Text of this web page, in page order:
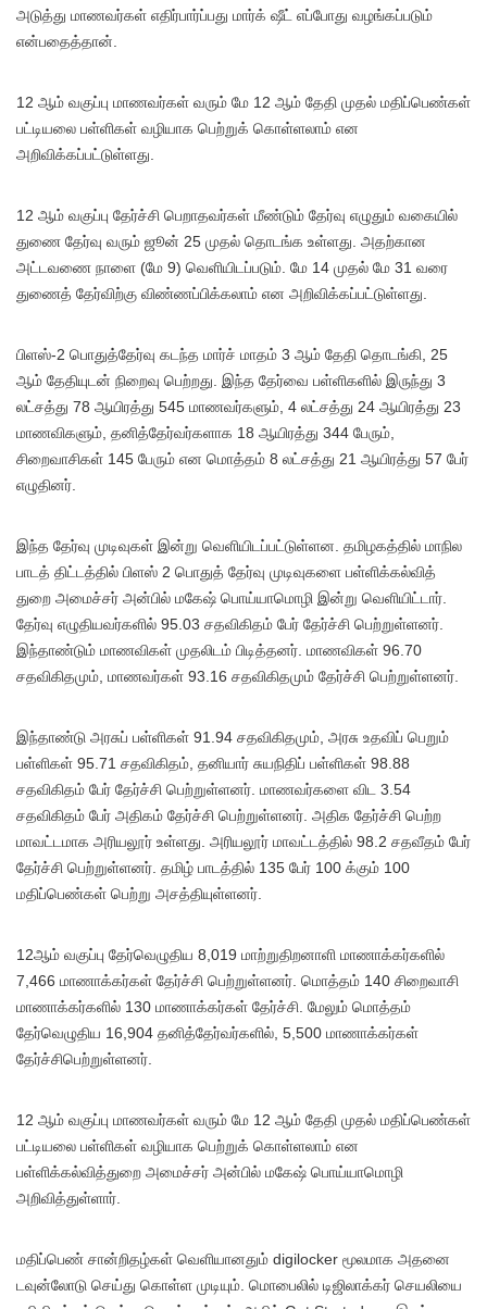
அடுத்து மாணவர்கள் எதிர்பார்ப்பது மார்க் ஷீட் எப்போது வழங்கப்படும்
என்பதைத்தான்.
12 ஆம் வகுப்பு மாணவர்கள் வரும் மே 12 ஆம் தேதி முதல் மதிப்பெண்கள்
பட்டியலை பள்ளிகள் வழியாக பெற்றுக் கொள்ளலாம் என
அறிவிக்கப்பட்டுள்ளது.
12 ஆம் வகுப்பு தேர்ச்சி பெறாதவர்கள் மீண்டும் தேர்வு எழுதும் வகையில்
துணை தேர்வு வரும் ஜூன் 25 முதல் தொடங்க உள்ளது. அதற்கான
அட்டவணை நாளை (மே 9) வெளியிடப்படும். மே 14 முதல் மே 31 வரை
துணைத் தேர்விற்கு விண்ணப்பிக்கலாம் என அறிவிக்கப்பட்டுள்ளது.
பிளஸ்-2 பொதுத்தேர்வு கடந்த மார்ச் மாதம் 3 ஆம் தேதி தொடங்கி, 25
ஆம் தேதியுடன் நிறைவு பெற்றது. இந்த தேர்வை பள்ளிகளில் இருந்து 3
லட்சத்து 78 ஆயிரத்து 545 மாணவர்களும், 4 லட்சத்து 24 ஆயிரத்து 23
மாணவிகளும், தனித்தேர்வர்களாக 18 ஆயிரத்து 344 பேரும்,
சிறைவாசிகள் 145 பேரும் என மொத்தம் 8 லட்சத்து 21 ஆயிரத்து 57 பேர்
எழுதினர்.
இந்த தேர்வு முடிவுகள் இன்று வெளியிடப்பட்டுள்ளன. தமிழகத்தில் மாநில
பாடத் திட்டத்தில் பிளஸ் 2 பொதுத் தேர்வு முடிவுகளை பள்ளிக்கல்வித்
துறை அமைச்சர் அன்பில் மகேஷ் பொய்யாமொழி இன்று வெளியிட்டார்.
தேர்வு எழுதியவர்களில் 95.03 சதவிகிதம் பேர் தேர்ச்சி பெற்றுள்ளனர்.
இந்தாண்டும் மாணவிகள் முதலிடம் பிடித்தனர். மாணவிகள் 96.70
சதவிகிதமும், மாணவர்கள் 93.16 சதவிகிதமும் தேர்ச்சி பெற்றுள்ளனர்.
இந்தாண்டு அரசுப் பள்ளிகள் 91.94 சதவிகிதமும், அரசு உதவிப் பெறும்
பள்ளிகள் 95.71 சதவிகிதம், தனியார் சுயநிதிப் பள்ளிகள் 98.88
சதவிகிதம் பேர் தேர்ச்சி பெற்றுள்ளனர். மாணவர்களை விட 3.54
சதவிகிதம் பேர் அதிகம் தேர்ச்சி பெற்றுள்ளனர். அதிக தேர்ச்சி பெற்ற
மாவட்டமாக அரியலூர் உள்ளது. அரியலூர் மாவட்டத்தில் 98.2 சதவீதம் பேர்
தேர்ச்சி பெற்றுள்ளனர். தமிழ் பாடத்தில் 135 பேர் 100 க்கும் 100
மதிப்பெண்கள் பெற்று அசத்தியுள்ளனர்.
12ஆம் வகுப்பு தேர்வெழுதிய 8,019 மாற்றுதிறனாளி மாணாக்கர்களில்
7,466 மாணாக்கர்கள் தேர்ச்சி பெற்றுள்ளனர். மொத்தம் 140 சிறைவாசி
மாணாக்கர்களில் 130 மாணாக்கர்கள் தேர்ச்சி. மேலும் மொத்தம்
தேர்வெழுதிய 16,904 தனித்தேர்வர்களில், 5,500 மாணாக்கர்கள்
தேர்ச்சிபெற்றுள்ளனர்.
12 ஆம் வகுப்பு மாணவர்கள் வரும் மே 12 ஆம் தேதி முதல் மதிப்பெண்கள்
பட்டியலை பள்ளிகள் வழியாக பெற்றுக் கொள்ளலாம் என
பள்ளிக்கல்வித்துறை அமைச்சர் அன்பில் மகேஷ் பொய்யாமொழி
அறிவித்துள்ளார்.
மதிப்பெண் சான்றிதழ்கள் வெளியானதும் digilocker மூலமாக அதனை
டவுன்லோடு செய்து கொள்ள முடியும். மொபைலில் டிஜிலாக்கர் செயலியை